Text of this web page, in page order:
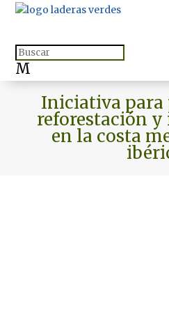
M
Iniciativa para
reforestación y
en la costa